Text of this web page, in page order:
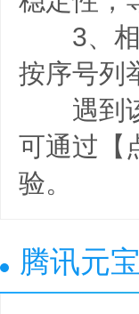
3、相
按序号列
遇到该
可通过【
验。
腾讯元